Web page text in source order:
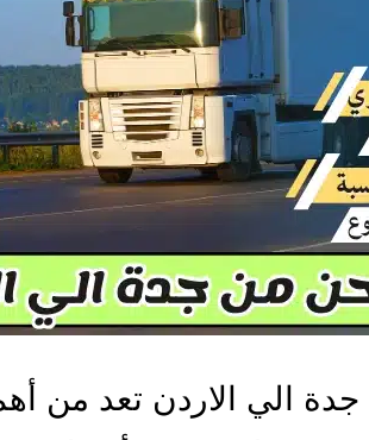
الي الاردن تعد من